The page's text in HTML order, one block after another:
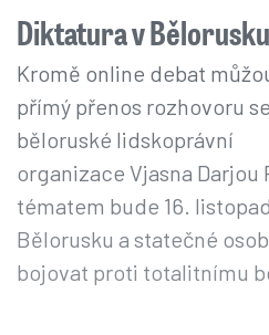
Diktatura v Bělorusku
Kromě online debat
přímý přenos rozhovoru
běloruské lidskoprávní
organizace Vjasna
tématem bude 16.
Bělorusku a statečné
bojovat proti totalitnímu